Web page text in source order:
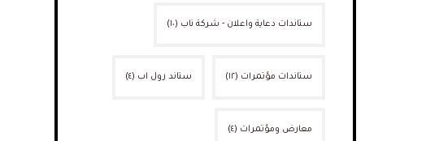
ستاندات دعاية واعلان - شركة ناب (١٠)
ستاندات مؤتمرات (١٢) ستاند رول اب (٤)
معارض ومؤتمرات (٤)